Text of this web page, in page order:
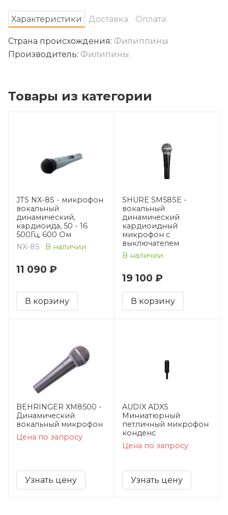
Характеристики Доставка Оплата
Страна происхождения: Филиппины
Производитель: Филипины
Товары из категории
JTS NX-8S - микрофон
вокальный
динамический,
кардиоида, 50 - 16
500Гц, 600 Ом
NX-8S
В наличии
11 090 ₽
В корзину
SHURE SM58SE -
вокальный
динамический
кардиоидный
микрофон с
выключателем
В наличии
19 100 ₽
В корзину
BEHRINGER XM8500 -
Динамический
вокальный микрофон
Цена по запросу
Узнать цену
AUDIX ADX5
Миниатюрный
петличный микрофон
конденс
Цена по запросу
Узнать цену